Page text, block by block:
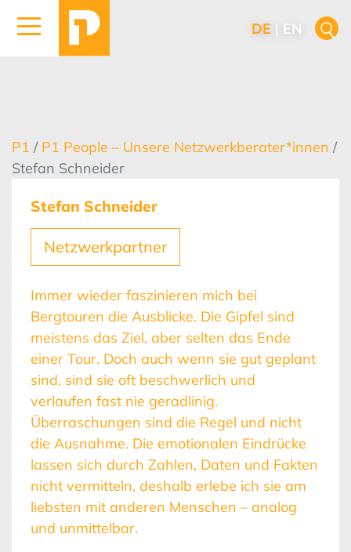
DE EN
P1 / P1 People – Unsere Netzwerkberater*innen /
Stefan Schneider
Stefan Schneider
Netzwerkpartner
Immer wieder faszinieren mich bei
Bergtouren die Ausblicke. Die Gipfel sind
meistens das Ziel, aber selten das Ende
einer Tour. Doch auch wenn sie gut geplant
sind, sind sie oft beschwerlich und
verlaufen fast nie geradlinig.
Überraschungen sind die Regel und nicht
die Ausnahme. Die emotionalen Eindrücke
lassen sich durch Zahlen, Daten und Fakten
nicht vermitteln, deshalb erlebe ich sie am
liebsten mit anderen Menschen – analog
und unmittelbar.